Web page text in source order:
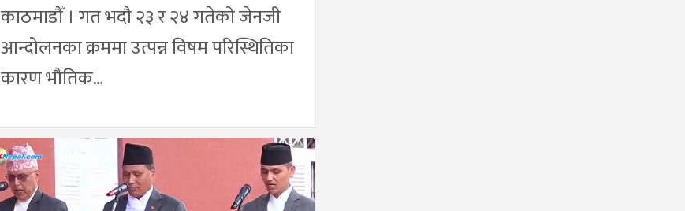
काठमाडौँ । गत भदौ २३ र २४ गतेको जेनजी
आन्दोलनका क्रममा उत्पन्न विषम परिस्थितिका
कारण भौतिक…